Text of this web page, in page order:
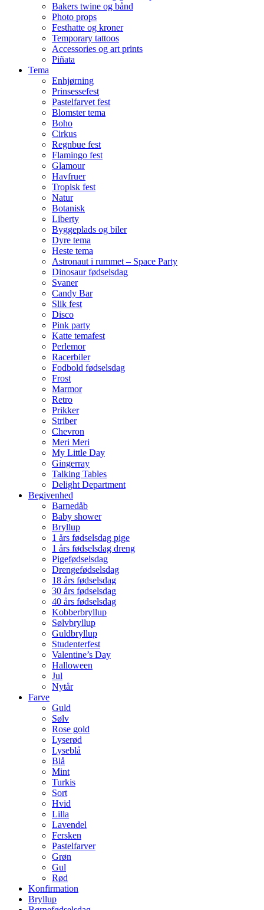
Bakers twine og bånd
Photo props
Festhatte og kroner
Temporary tattoos
Accessories og art prints
Piñata
Tema
Enhjørning
Prinsessefest
Pastelfarvet fest
Blomster tema
Boho
Cirkus
Regnbue fest
Flamingo fest
Glamour
Havfruer
Tropisk fest
Natur
Botanisk
Liberty
Byggeplads og biler
Dyre tema
Heste tema
Astronaut i rummet – Space Party
Dinosaur fødselsdag
Svaner
Candy Bar
Slik fest
Disco
Pink party
Katte temafest
Perlemor
Racerbiler
Fodbold fødselsdag
Frost
Marmor
Retro
Prikker
Striber
Chevron
Meri Meri
My Little Day
Gingerray
Talking Tables
Delight Department
Begivenhed
Barnedåb
Baby shower
Bryllup
1 års fødselsdag pige
1 års fødselsdag dreng
Pigefødselsdag
Drengefødselsdag
18 års fødselsdag
30 års fødselsdag
40 års fødselsdag
Kobberbryllup
Sølvbryllup
Guldbryllup
Studenterfest
Valentine’s Day
Halloween
Jul
Nytår
Farve
Guld
Sølv
Rose gold
Lyserød
Lyseblå
Blå
Mint
Turkis
Sort
Hvid
Lilla
Lavendel
Fersken
Pastelfarver
Grøn
Gul
Rød
Konfirmation
Bryllup